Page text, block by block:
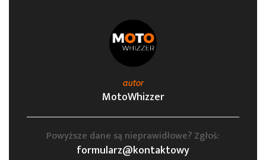
autor
MotoWhizzer
Powyższe dane są nieprawidłowe? Zgłoś:
formularz@kontaktowy